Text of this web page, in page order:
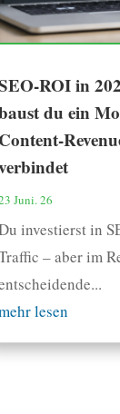
ROI in
du ein
Content-
Juni. 26
investierst in
– aber im
lesen